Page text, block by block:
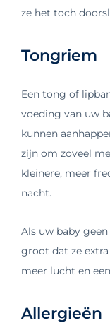
ze het toch
Tongriem
Een tong of
voeding van uw
kunnen
zijn om zoveel
kleinere, meer
nacht.
Als uw baby
groot dat ze
meer lucht en
Allergieën